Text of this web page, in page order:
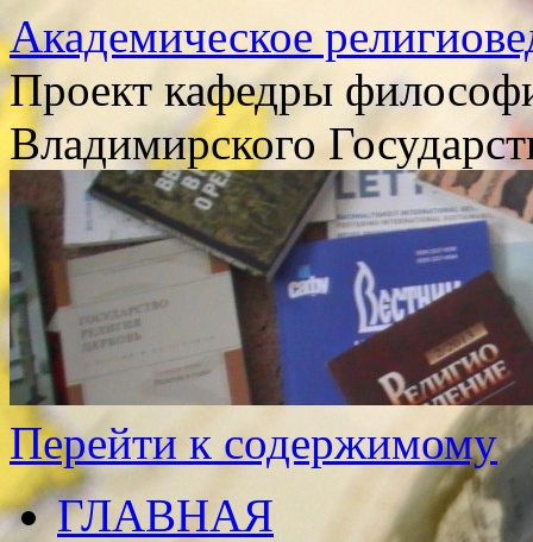
Академическое
Проект кафедры
Владимирского
Перейти к содержимому
ГЛАВНАЯ